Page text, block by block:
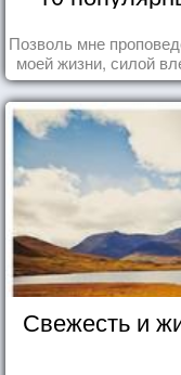
Позволь мне
моей жизни, силой
Свежесть и